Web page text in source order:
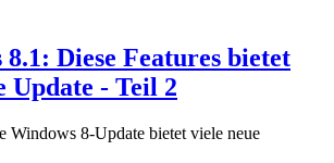
Diese Features bietet
Update - Teil 2
Windows 8-Update bietet viele neue